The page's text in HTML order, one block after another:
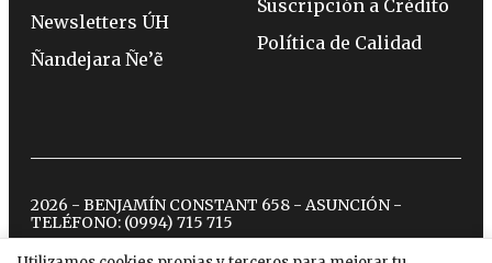
Newsletters ÚH
Ñandejara Ñe’ẽ
Suscripción a Crédito
Política de Calidad
2026 - BENJAMÍN CONSTANT 658 - ASUNCIÓN -
TELÉFONO: (0994) 715 715